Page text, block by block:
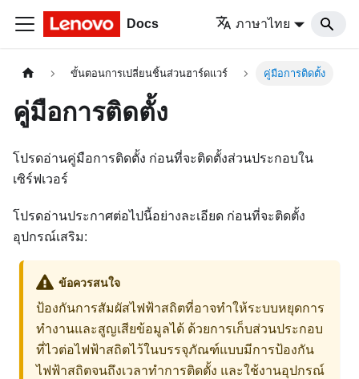
Docs ภาษาไทย
ขั้นตอนการเปลี่ยนชิ้นส่วนฮาร์ดแวร์ คู่มือการติดตั้ง
คู่มือการติดตั้ง
โปรดอ่านคู่มือการติดตั้ง ก่อนที่จะติดตั้งส่วนประกอบใน
เซิร์ฟเวอร์
โปรดอ่านประกาศต่อไปนี้อย่างละเอียด ก่อนที่จะติดตั้ง
อุปกรณ์เสริม:
ข้อควรสนใจ
ป้องกันการสัมผัสไฟฟ้าสถิตที่อาจทำให้ระบบหยุดการ
ทำงานและสูญเสียข้อมูลได้ ด้วยการเก็บส่วนประกอบ
ที่ไวต่อไฟฟ้าสถิตไว้ในบรรจุภัณฑ์แบบมีการป้องกัน
ไฟฟ้าสถิตจนถึงเวลาทำการติดตั้ง และใช้งานอุปกรณ์